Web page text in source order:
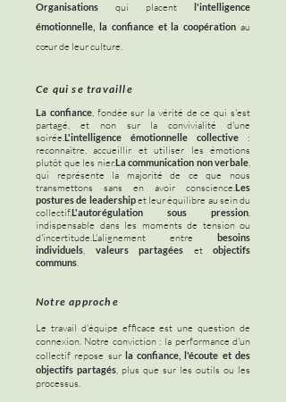
Organisations qui placent l'intelligence
émotionnelle, la confiance et la coopération au
cœur de leur culture.
Ce qui se travaille
La confiance, fondée sur la vérité de ce qui s'est
partagé, et non sur la convivialité d'une
soirée.L'intelligence émotionnelle collective :
reconnaître, accueillir et utiliser les émotions
plutôt que les nier.La communication non verbale,
qui représente la majorité de ce que nous
transmettons sans en avoir conscience.Les
postures de leadershipet leur équilibre au sein du
collectif.L'autorégulation sous pression,
indispensable dans les moments de tension ou
d'incertitude.L'alignement entre besoins
individuels, valeurs partagées et objectifs
communs.
Notre approche
Le travail d'équipe efficace est une question de
connexion. Notre conviction : la performance d'un
collectif repose sur la confiance, l'écoute et des
objectifs partagés, plus que sur les outils ou les
processus.